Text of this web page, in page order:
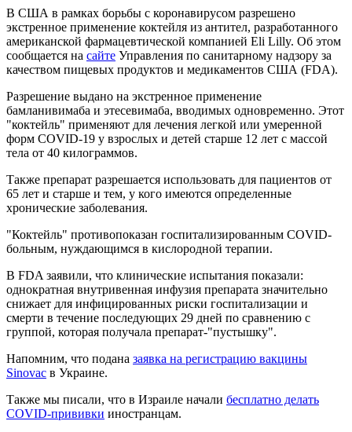
В США в рамках борьбы с коронавирусом разрешено
экстренное применение коктейля из антител, разработанного
американской фармацевтической компанией Eli Lilly. Об этом
сообщается на сайте Управления по санитарному надзору за
качеством пищевых продуктов и медикаментов США (FDA).
Разрешение выдано на экстренное применение
бамланивимаба и этесевимаба, вводимых одновременно. Этот
"коктейль" применяют для лечения легкой или умеренной
форм COVID-19 у взрослых и детей старше 12 лет с массой
тела от 40 килограммов.
Также препарат разрешается использовать для пациентов от
65 лет и старше и тем, у кого имеются определенные
хронические заболевания.
"Коктейль" противопоказан госпитализированным COVID-
больным, нуждающимся в кислородной терапии.
В FDA заявили, что клинические испытания показали:
однократная внутривенная инфузия препарата значительно
снижает для инфицированных риски госпитализации и
смерти в течение последующих 29 дней по сравнению с
группой, которая получала препарат-"пустышку".
Напомним, что подана заявка на регистрацию вакцины
Sinovac в Украине.
Также мы писали, что в Израиле начали бесплатно делать
COVID-прививки иностранцам.